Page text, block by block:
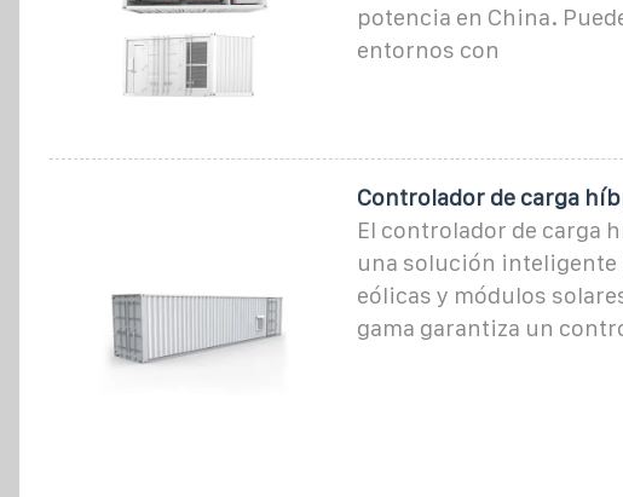
potencia en China.
entornos con
Controlador de carga
El controlador de carga
una solución
eólicas y módulos
gama garantiza un